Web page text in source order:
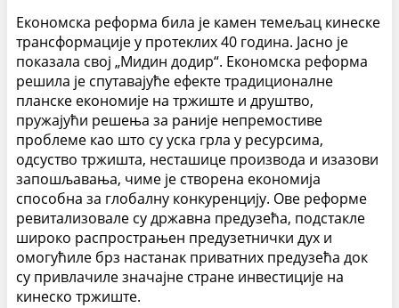
Економска реформа била је камен темељац кинеске
трансформације у протеклих 40 година. Јасно је
показала свој „Мидин додир“. Економска реформа
решила је спутавајуће ефекте традиционалне
планске економије на тржиште и друштво,
пружајући решења за раније непремостиве
проблеме као што су уска грла у ресурсима,
одсуство тржишта, несташице производа и изазови
запошљавања, чиме је створена економија
способна за глобалну конкуренцију. Ове реформе
ревитализовале су државна предузећа, подстакле
широко распрострањен предузетнички дух и
омогућиле брз настанак приватних предузећа док
су привлачиле значајне стране инвестиције на
кинеско тржиште.